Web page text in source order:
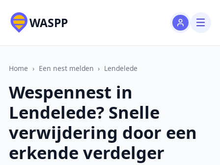
WASPP
Home › Een nest melden › Lendelede
Wespennest in
Lendelede? Snelle
verwijdering door een
erkende verdelger